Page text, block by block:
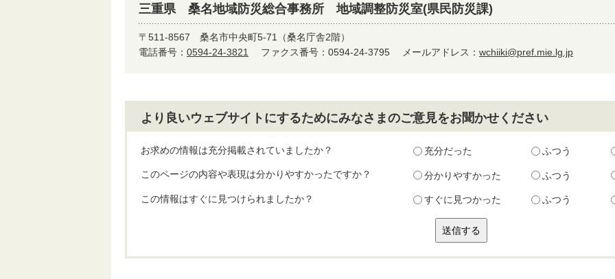
三重県 桑名地域防災総合事務所 地域調整防災室(県民防災課)
〒511-8567 桑名市中央町5-71（桑名庁舎2階）
電話番号： 0594-24-3821 ファクス番号：0594-24-3795 メールアドレス： wchiiki@pref.mie.lg.jp
より良いウェブサイトにするためにみなさまのご意見をお聞かせください
お求めの情報は充分掲載されていましたか？ 充分だった ふつう
このページの内容や表現は分かりやすかったですか？ 分かりやすかった ふつう
この情報はすぐに見つけられましたか？ すぐに見つかった ふつう